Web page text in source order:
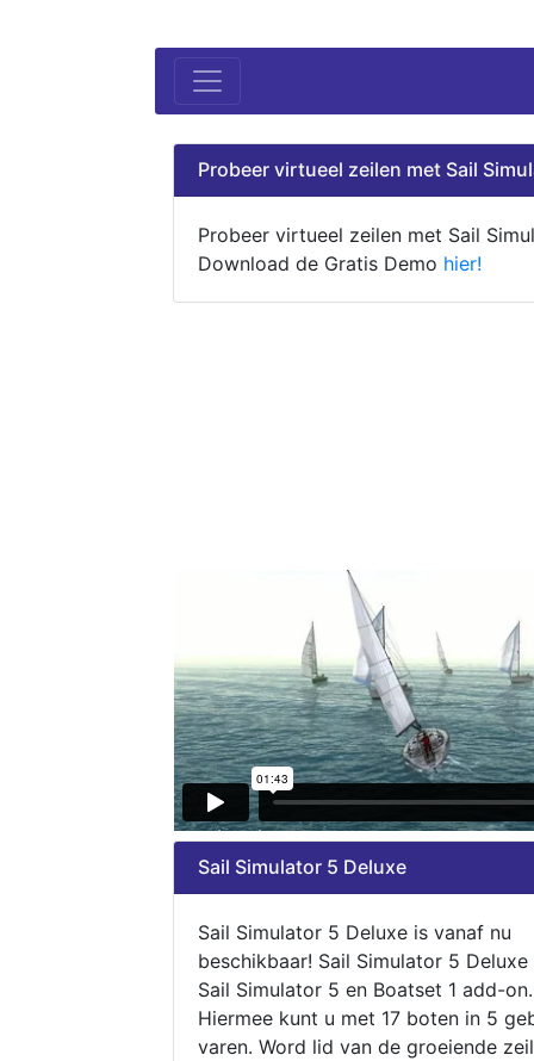
Probeer virtueel zeilen met Sail
Probeer virtueel zeilen met Sail
Download de Gratis Demo hier!
Sail Simulator 5 Deluxe
Sail Simulator 5 Deluxe is vanaf nu
beschikbaar! Sail Simulator 5
Sail Simulator 5 en Boatset 1 add-on.
Hiermee kunt u met 17 boten in 5
varen. Word lid van de groeiende zeil